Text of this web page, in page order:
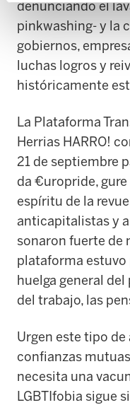
denunciando el
pinkwashing- y la
gobiernos,
luchas logros y
históricamente
La Plataforma
Herrias HARRO!
21 de septiembre
da €uropride, gure
espíritu de la
anticapitalistas y
sonaron fuerte de
plataforma estuvo
huelga general
del trabajo, las
Urgen este tipo
confianzas
necesita una
LGBTIfobia sigue